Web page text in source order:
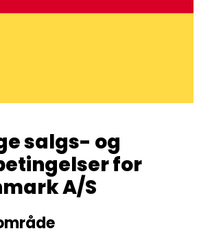
salgs- og
for
A/S